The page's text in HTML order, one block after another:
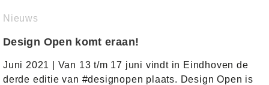
Nieuws
Design Open komt eraan!
Juni 2021 | Van 13 t/m 17 juni vindt in Eindhoven de
derde editie van #designopen plaats. Design Open is